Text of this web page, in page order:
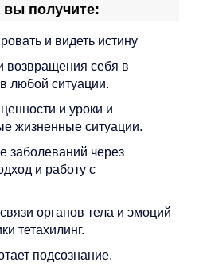
вы получите:
и видеть истину
возвращения себя в
любой ситуации.
и уроки и
жизненные ситуации.
заболеваний через
и работу с
органов тела и эмоций
тетахилинг.
подсознание.